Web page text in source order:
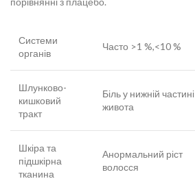
Системи
органів
Часто >1 %,<10 %
Шлунково-
кишковий
тракт
Біль у нижній частині
живота
Шкіра та
підшкірна
тканина
Анормальний ріст
волосся